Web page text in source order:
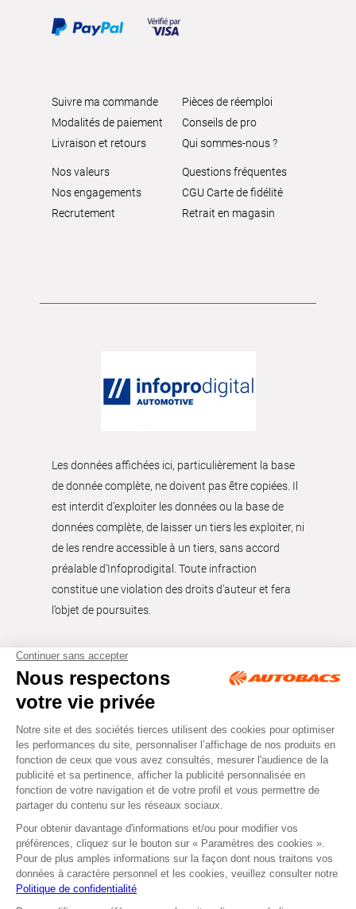
Suivre ma commande
Modalités de paiement
Livraison et retours
Pièces de réemploi
Conseils de pro
Qui sommes-nous ?
Nos valeurs
Nos engagements
Recrutement
Questions fréquentes
CGU Carte de fidélité
Retrait en magasin
Les données affichées ici, particulièrement la base
de donnée complète, ne doivent pas être copiées. Il
est interdit d’exploiter les données ou la base de
données complète, de laisser un tiers les exploiter, ni
de les rendre accessible à un tiers, sans accord
préalable d'Infoprodigital. Toute infraction
constitue une violation des droits d’auteur et fera
l’objet de poursuites.
Tous droits réservés © Autobacs
Mentions légales RGPD
Cookies CGV
Instagram